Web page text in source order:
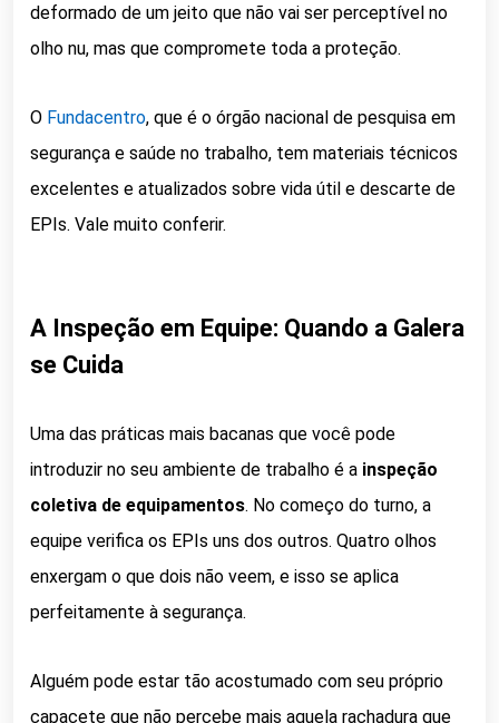
deformado de um jeito que não vai ser perceptível no
olho nu, mas que compromete toda a proteção.
O Fundacentro, que é o órgão nacional de pesquisa em
segurança e saúde no trabalho, tem materiais técnicos
excelentes e atualizados sobre vida útil e descarte de
EPIs. Vale muito conferir.
A Inspeção em Equipe: Quando a Galera
se Cuida
Uma das práticas mais bacanas que você pode
introduzir no seu ambiente de trabalho é a inspeção
coletiva de equipamentos. No começo do turno, a
equipe verifica os EPIs uns dos outros. Quatro olhos
enxergam o que dois não veem, e isso se aplica
perfeitamente à segurança.
Alguém pode estar tão acostumado com seu próprio
capacete que não percebe mais aquela rachadura que